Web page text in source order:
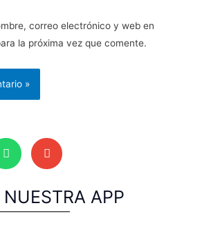
correo electrónico y web en
la próxima vez que comente.
APP